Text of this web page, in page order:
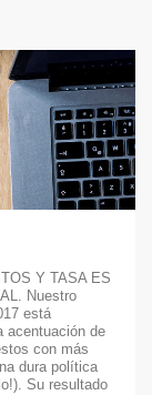
Y TASA ES
Nuestro
está
acentuación de
con más
dura política
Su resultado